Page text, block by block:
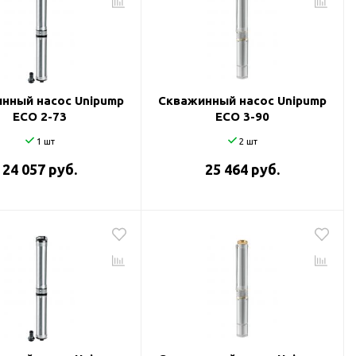
насос Unipump
ECO 2-73
1 шт
24 057 руб.
Скважинный насос Unipump
ECO 3-90
2 шт
25 464 руб.